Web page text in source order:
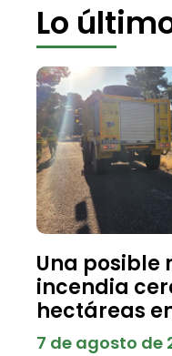
Lo
Una posible
incendia
hectáreas
7 de agosto de